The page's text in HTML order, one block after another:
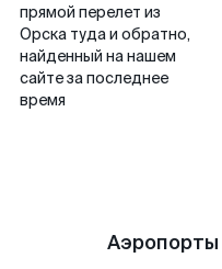
прямой перелет из
Орска туда и обратно,
найденный на нашем
сайте за последнее
время